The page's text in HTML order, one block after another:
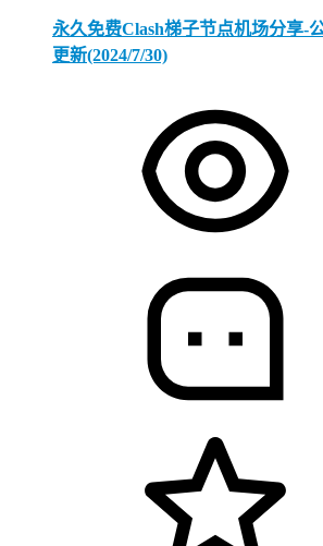
永久免费Clash梯子节点机场分享-
更新(2024/7/30)